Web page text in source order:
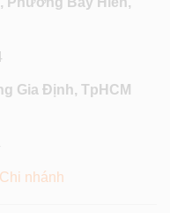
Gia Định, TpHCM
nhánh